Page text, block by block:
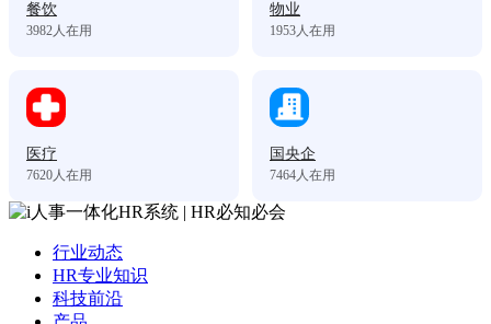
餐饮
3982人在用
物业
1953人在用
医疗
7620人在用
国央企
7464人在用
行业动态
HR专业知识
科技前沿